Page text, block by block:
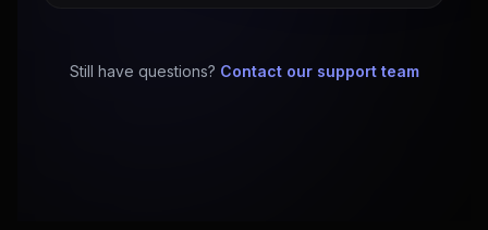
Still have questions? Contact our support team